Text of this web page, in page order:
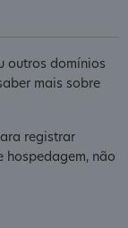
outros domínios
mais sobre
registrar
hospedagem, não